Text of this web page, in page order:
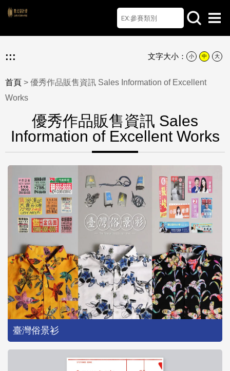
首頁 檔案下載 Q&A
聯絡我們 English
::: 文字大小： 小 中 大
首頁 > 優秀作品販售資訊 Sales Information of Excellent
Works
優秀作品販售資訊 Sales
Information of Excellent Works
臺灣俗景衫